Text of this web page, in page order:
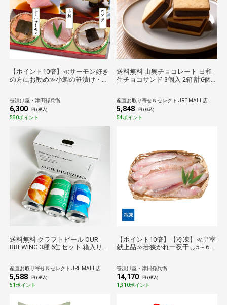
【ポイント10倍】≪サーモン好き
の方にお勧め≫小鯛の笹漬け・の
【母の日】【父の日】【お中元】
【敬老の日】【お歳暮】
笹漬け屋・津田孫兵衛
6,300 円 (税込)
580ポイント
送料無料 山奥チョコレート 日和
生チョコサンド 3個入 2箱 計6個
産直お取り寄せＮセレクト JRE MALL店
5,848 円 (税込)
54ポイント
送料無料 クラフトビール OUR
BREWING 3種 6缶セット 箱入り
産直お取り寄せＮセレクト JRE MALL店
5,588 円 (税込)
51ポイント
【ポイント10倍】【冷凍】≪皇室
献上品≫若狭かれ一夜干し5～6
笹漬け屋・津田孫兵衛
14,170 円 (税込)
1,310ポイント